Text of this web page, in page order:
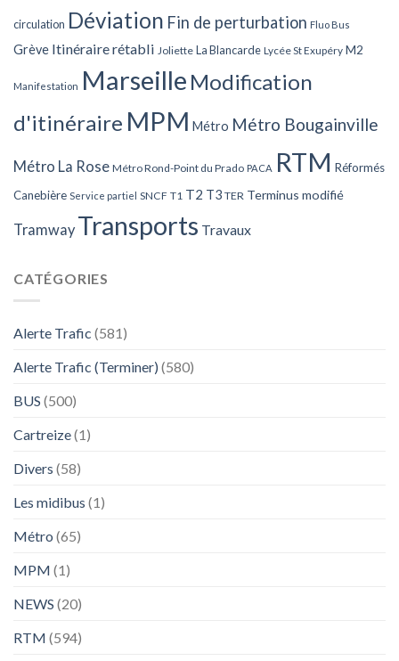
circulation Déviation Fin de perturbation Fluo Bus
Grève Itinéraire rétabli Joliette La Blancarde Lycée St Exupéry M2
Manifestation Marseille Modification
d'itinéraire MPM Métro Métro Bougainville
Métro La Rose Métro Rond-Point du Prado PACA RTM Réformés
Canebière Service partiel SNCF T1 T2 T3 TER Terminus modifié
Tramway Transports Travaux
CATÉGORIES
Alerte Trafic (581)
Alerte Trafic (Terminer) (580)
BUS (500)
Cartreize(1)
Divers (58)
Les midibus (1)
Métro (65)
MPM (1)
NEWS (20)
RTM (594)